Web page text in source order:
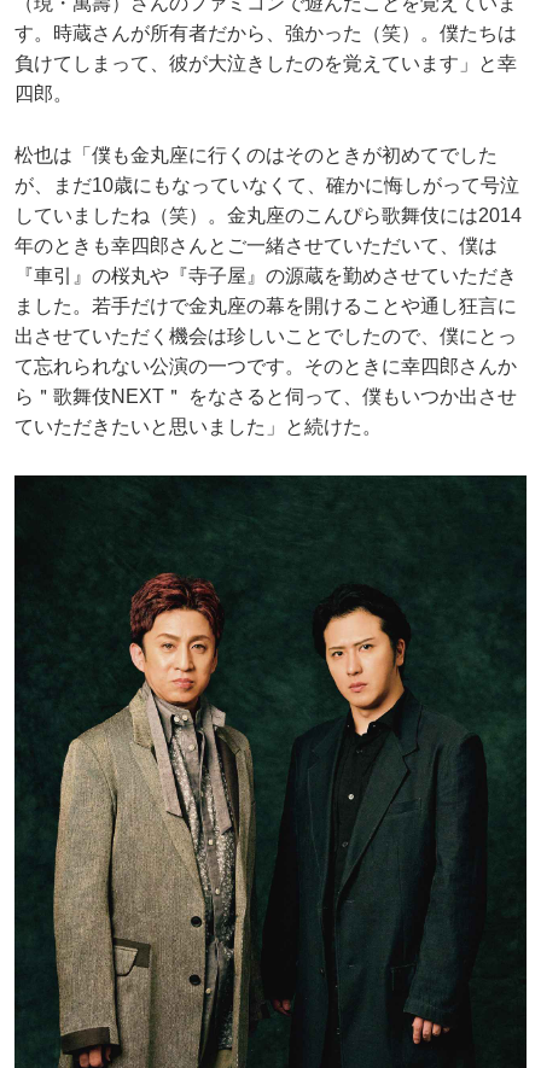
す。時蔵さんが所有者だから、強かった（笑）。僕たちは
負けてしまって、彼が大泣きしたのを覚えています」と幸
四郎。
松也は「僕も金丸座に行くのはそのときが初めてでした
が、まだ10歳にもなっていなくて、確かに悔しがって号泣
していましたね（笑）。金丸座のこんぴら歌舞伎には2014
年のときも幸四郎さんとご一緒させていただいて、僕は
『車引』の桜丸や『寺子屋』の源蔵を勤めさせていただき
ました。若手だけで金丸座の幕を開けることや通し狂言に
出させていただく機会は珍しいことでしたので、僕にとっ
て忘れられない公演の一つです。そのときに幸四郎さんか
ら＂歌舞伎NEXT＂ をなさると伺って、僕もいつか出させ
ていただきたいと思いました」と続けた。